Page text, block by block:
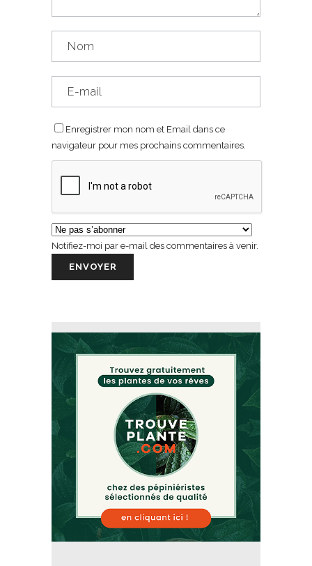
Enregistrer mon nom et Email dans ce
navigateur pour mes prochains commentaires.
Notifiez-moi par e-mail des commentaires à venir.